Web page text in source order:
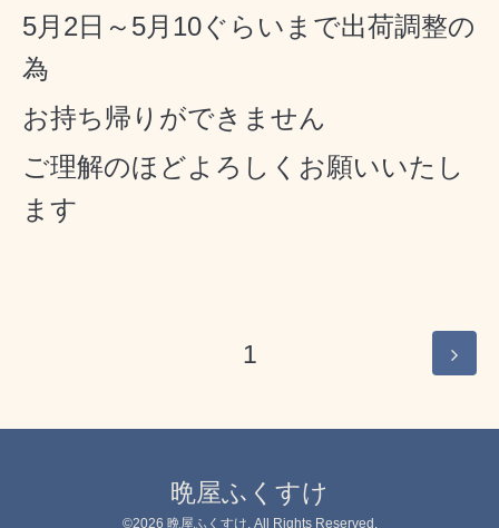
5月2日～5月10ぐらいまで出荷調整の
為
お持ち帰りができません
ご理解のほどよろしくお願いいたし
ます
1
晩屋ふくすけ
©2026 晩屋ふくすけ . All Rights Reserved.